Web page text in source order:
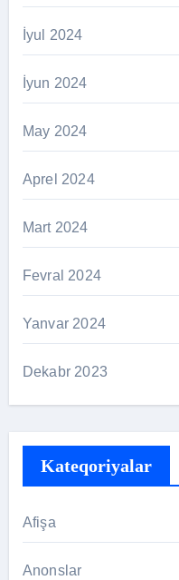
İyul 2024
İyun 2024
May 2024
Aprel 2024
Mart 2024
Fevral 2024
Yanvar 2024
Dekabr 2023
Kateqoriyalar
Afişa
Anonslar